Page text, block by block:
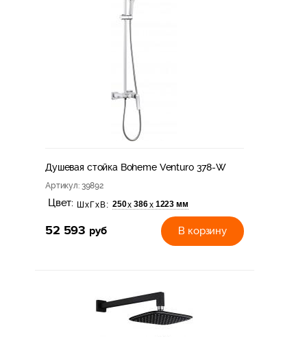
Душевая стойка Boheme Venturo 378-W
Артикул: 39892
Цвет: ШхГхВ: 250х 386х 1223 мм
52 593 руб В корзину